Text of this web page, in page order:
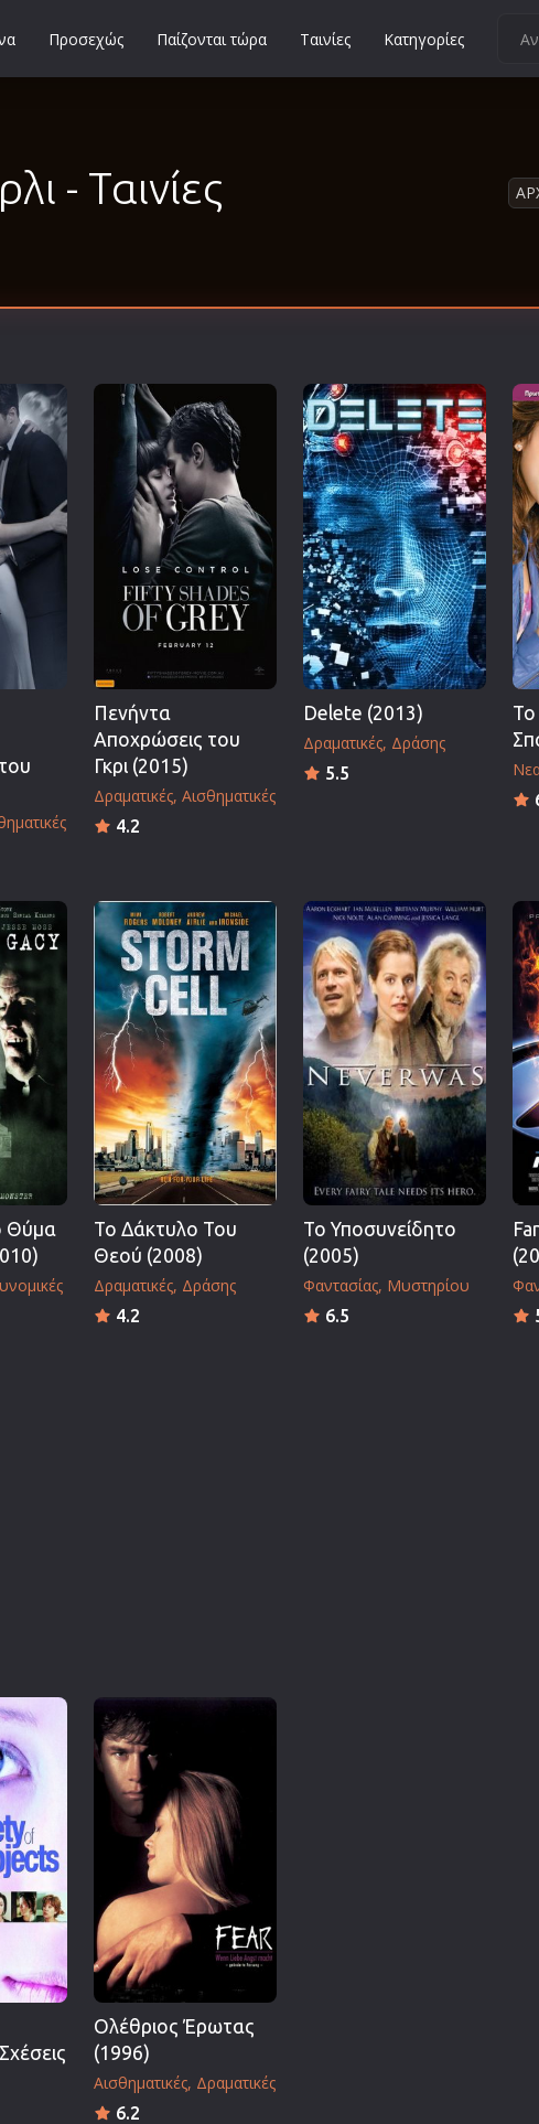
Μικρού Μήκους
Μιούζικαλ
Νεανικές
Παιδικές
Περιπέτειες
Πολεμικές
Πολεμικές Τέχνες
Πολιτική
Σπορ
Τηλεοπτικές Σειρές
Τρόμου
Φαντασίας
Φιλμ Νουάρ
Χριστουγεννιάτικες
Προσεχώς Παίζονται τώρα Ταινίες Κατηγορίες
- Ταινίες
Πενήντα
Αποχρώσεις του
Γκρι (2015)
Δραματικές Αισθηματικές
4.2
Delete (2013)
Δραματικές Δράσης
5.5
Το
Θύμα
Το Δάκτυλο Του
Θεού (2008)
Δραματικές Δράσης
4.2
Το Υποσυνείδητο
(2005)
Φαντασίας Μυστηρίου
6.5
Ολέθριος Έρωτας
(1996)
Αισθηματικές Δραματικές
6.2